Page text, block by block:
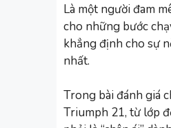
Là một người đam
cho những bước
khẳng định cho sự
nhất.
Trong bài đánh giá
Triumph 21, từ lớp